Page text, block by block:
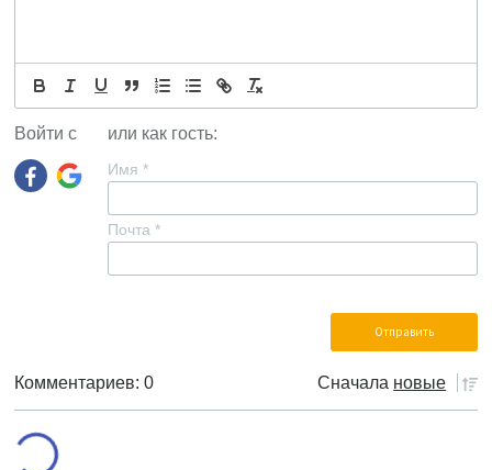
Войти с или как гость:
Имя *
Почта *
Комментариев: 0 Сначала новые